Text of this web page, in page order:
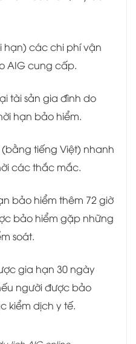
hạn) các chi phí vận
AIG cung cấp.
tài sản gia đình do
hạn bảo hiểm.
tiếng Việt) nhanh
các thắc mắc.
bảo hiểm thêm 72 giờ
bảo hiểm gặp những
soát.
gia hạn 30 ngày
người được bảo
kiểm dịch y tế.